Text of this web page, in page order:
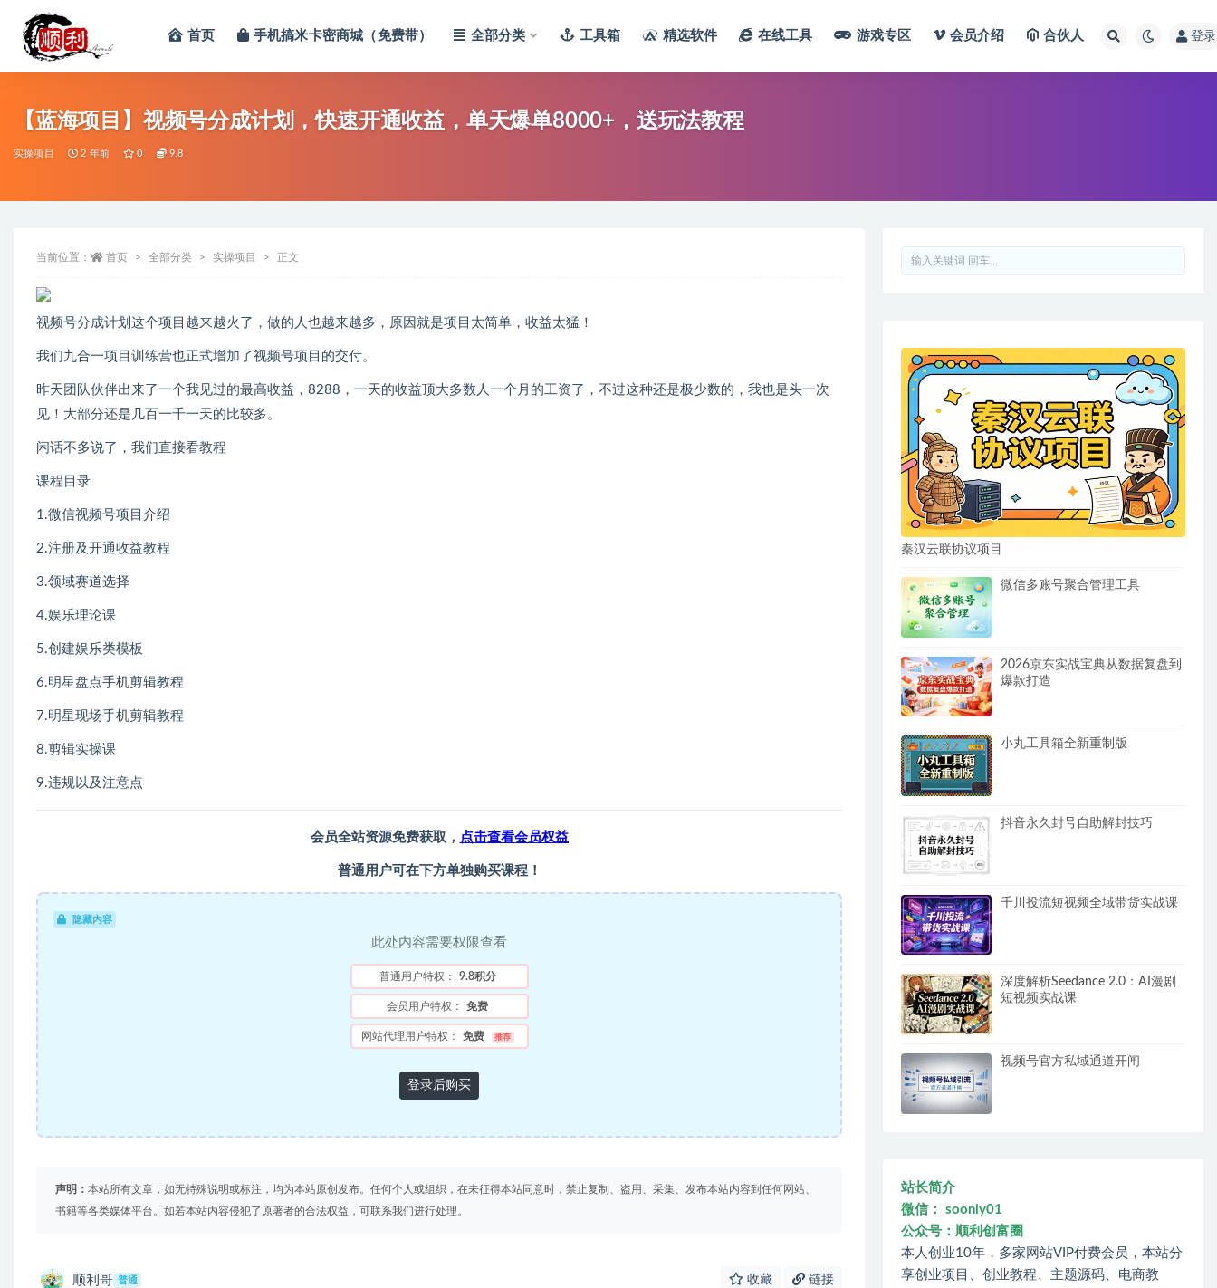
首页 手机搞米卡密商城（免费带） 全部分类 工具箱 精选软件 在线工具 游戏专区 会员介绍 合伙人 登录
【蓝海项目】视频号分成计划，快速开通收益，单天爆单8000+，送玩法教程
实操项目 2 年前 0 9.8
当前位置： 首页 全部分类 实操项目 正文
视频号分成计划这个项目越来越火了，做的人也越来越多，原因就是项目太简单，收益太猛！
我们九合一项目训练营也正式增加了视频号项目的交付。
昨天团队伙伴出来了一个我见过的最高收益，8288，一天的收益顶大多数人一个月的工资了，不过这种还是极少数的，我也是头一次
见！大部分还是几百一千一天的比较多。
闲话不多说了，我们直接看教程
课程目录
1.微信视频号项目介绍
2.注册及开通收益教程
3.领域赛道选择
4.娱乐理论课
5.创建娱乐类模板
6.明星盘点手机剪辑教程
7.明星现场手机剪辑教程
8.剪辑实操课
9.违规以及注意点
会员全站资源免费获取， 点击查看会员权益
普通用户可在下方单独购买课程！
隐藏内容
此处内容需要权限查看
普通用户特权： 9.8积分
会员用户特权： 免费
网站代理用户特权： 免费 推荐
登录后购买
声明： 本站所有文章，如无特殊说明或标注，均为本站原创发布。任何个人或组织，在未征得本站同意时，禁止复制、盗用、采集、发布本站内容到任何网站、
书籍等各类媒体平台。如若本站内容侵犯了原著者的合法权益，可联系我们进行处理。
顺利哥 普通 收藏 链接
秦汉云联协议项目
微信多账号聚合管理工具
2026京东实战宝典从数据复盘到
爆款打造
小丸工具箱全新重制版
抖音永久封号自助解封技巧
千川投流短视频全域带货实战课
深度解析Seedance 2.0：AI漫剧
短视频实战课
视频号官方私域通道开闸
站长简介
微信： soonly01
公众号：顺利创富圈
本人创业10年，多家网站VIP付费会员，本站分
享创业项目、创业教程、主题源码、电商教